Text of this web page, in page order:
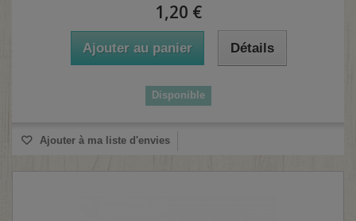
1,20 €
Ajouter au panier Détails
Disponible
Ajouter à ma liste d'envies